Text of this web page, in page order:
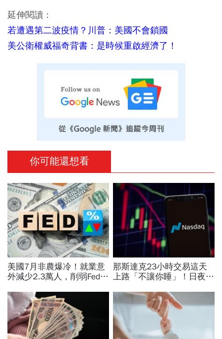
延伸閱讀：
若遭遇第二波疫情？川普：美國不會鎖國
美公衛權威福奇背書：是時候重啟經濟了！
你可能還想看
美國7月非農爆冷！就業意
外減少2.3萬人，削弱Fed升
創7個月來最佳單周
那斯達克23小時交易這天
上路「不讓你睡」！日夜盤
喊：下單前注意一風險